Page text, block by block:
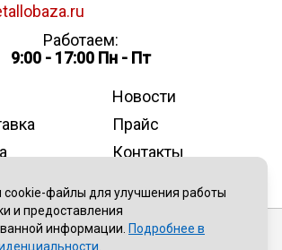
Работаем:
9:00 - 17:00 Пн - Пт
Новости
Прайс
Контакты
cookie-файлы для улучшения работы
и предоставления
информации. Подробнее в